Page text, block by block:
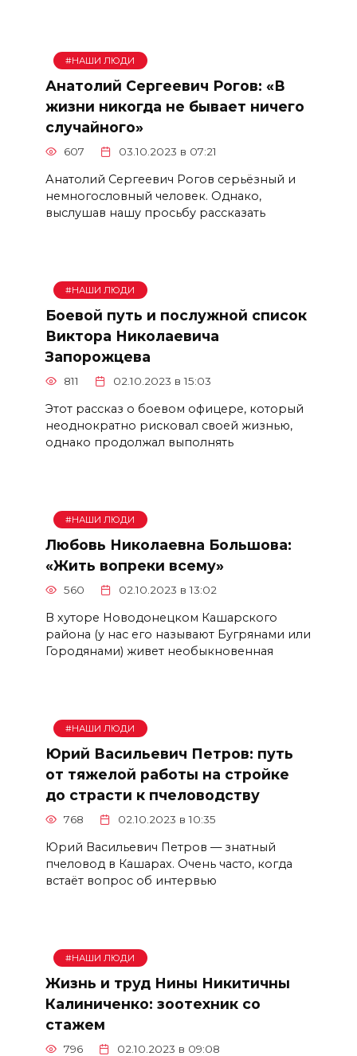
#НАШИ ЛЮДИ
Анатолий Сергеевич Рогов: «В
жизни никогда не бывает ничего
случайного»
607 03.10.2023 в 07:21
Анатолий Сергеевич Рогов серьёзный и
немногословный человек. Однако,
выслушав нашу просьбу рассказать
#НАШИ ЛЮДИ
Боевой путь и послужной список
Виктора Николаевича
Запорожцева
811 02.10.2023 в 15:03
Этот рассказ о боевом офицере, который
неоднократно рисковал своей жизнью,
однако продолжал выполнять
#НАШИ ЛЮДИ
Любовь Николаевна Большова:
«Жить вопреки всему»
560 02.10.2023 в 13:02
В хуторе Новодонецком Кашарского
района (у нас его называют Бугрянами или
Городянами) живет необыкновенная
#НАШИ ЛЮДИ
Юрий Васильевич Петров: путь
от тяжелой работы на стройке
до страсти к пчеловодству
768 02.10.2023 в 10:35
Юрий Васильевич Петров — знатный
пчеловод в Кашарах. Очень часто, когда
встаёт вопрос об интервью
#НАШИ ЛЮДИ
Жизнь и труд Нины Никитичны
Калиниченко: зоотехник со
стажем
796 02.10.2023 в 09:08